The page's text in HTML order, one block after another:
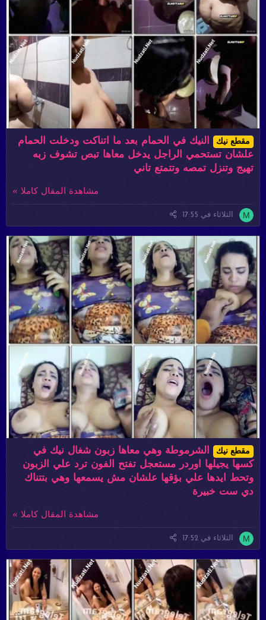
مقطع نيك
النيك في الحمام بعد ما اتناكت ودخلت الحمام
علشان تستحمي الراجل يدخل معاها تبص تشوف زبه
تهيج وتنزل تمصه وتتمتع تاني
مشاهدة المقال كاملا »
M الثلاثاء في 17:55
مقطع نيك
الشرموطة وهي معاها زبون شغال نيك في
كسها يجيلها اوردر مستعجل تفتح الفون ترد علي الزبون
وتحط ايدها علي بؤقها علشان مش يسمعها وهي بتتناك
دي ست خبيرة
مشاهدة المقال كاملا »
M الثلاثاء في 17:52